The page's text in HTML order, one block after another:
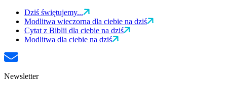
Dziś świętujemy...
Modlitwa wieczorna dla ciebie na dziś
Cytat z Biblii dla ciebie na dziś
Modlitwa dla ciebie na dziś
Newsletter